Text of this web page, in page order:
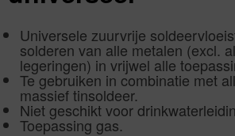
Universele zuurvrije
solderen van alle metalen (excl.
legeringen) in vrijwel alle
Te gebruiken in combinatie met
massief tinsoldeer.
Niet geschikt voor
Toepassing gas.